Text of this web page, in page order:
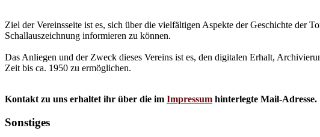
Ziel der Vereinsseite ist es, sich über die vielfältigen Aspekte der Geschichte der
Schallauszeichnung informieren zu können.
Das Anliegen und der Zweck dieses Vereins ist es, den digitalen Erhalt,
Zeit bis ca. 1950 zu ermöglichen.
Kontakt zu uns erhaltet ihr über die im Impressum hinterlegte Mail-Adresse.
Sonstiges